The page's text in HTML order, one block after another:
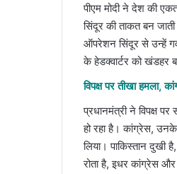
पीएम मोदी ने देश की
सिंदूर की ताकत बन
ऑपरेशन सिंदूर से उन्हें
के हेडक्वार्टर को खंडहर
विपक्ष पर तीखा हमला,
प्रधानमंत्री ने विपक्ष
हो रहा है। कांग्रेस,
लिया। पाकिस्तान
रोता है, इधर कांग्रेस